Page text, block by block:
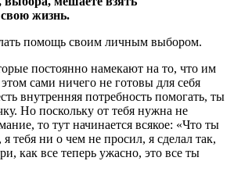
свою жизнь.
помощь своим личным выбором.
постоянно намекают на то, что им
сами ничего не готовы для себя
внутренняя потребность помогать, ты
Но поскольку от тебя нужна не
то тут начинается всякое: «Что ты
тебя ни о чем не просил, я сделал так,
как все теперь ужасно, это все ты